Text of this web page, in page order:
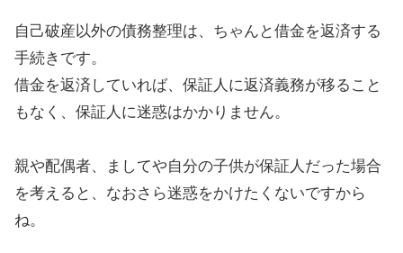
自己破産以外の債務整理は、ちゃんと借金を返済する
手続きです。
借金を返済していれば、保証人に返済義務が移ること
もなく、保証人に迷惑はかかりません。
親や配偶者、ましてや自分の子供が保証人だった場合
を考えると、なおさら迷惑をかけたくないですから
ね。